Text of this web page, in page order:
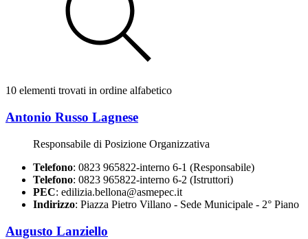
10 elementi trovati in ordine alfabetico
Antonio Russo Lagnese
Responsabile di Posizione Organizzativa
Telefono: 0823 965822-interno 6-1 (Responsabile)
Telefono: 0823 965822-interno 6-2 (Istruttori)
PEC: edilizia.bellona@asmepec.it
Indirizzo: Piazza Pietro Villano - Sede Municipale - 2° Piano
Augusto Lanziello